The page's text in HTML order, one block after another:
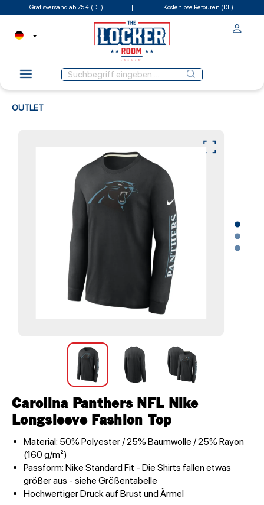
Gratisversand ab 75 € (DE) Kostenlose Retouren (DE)
OUTLET
Carolina Panthers NFL Nike
Longsleeve Fashion Top
Material: 50% Polyester / 25% Baumwolle / 25% Rayon
(160 g/m²)
Passform: Nike Standard Fit - Die Shirts fallen etwas
größer aus - siehe Größentabelle
Hochwertiger Druck auf Brust und Ärmel